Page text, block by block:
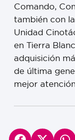
Comando,
también con
Unidad
en Tierra
adquisición
de última
mejor